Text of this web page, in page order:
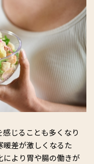
じることも多くなり
暖差が激しくなるた
により胃や腸の働きが